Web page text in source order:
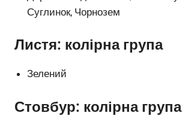
Суглинок, Чорнозем
Листя: колірна група
Зелений
Стовбур: колірна група